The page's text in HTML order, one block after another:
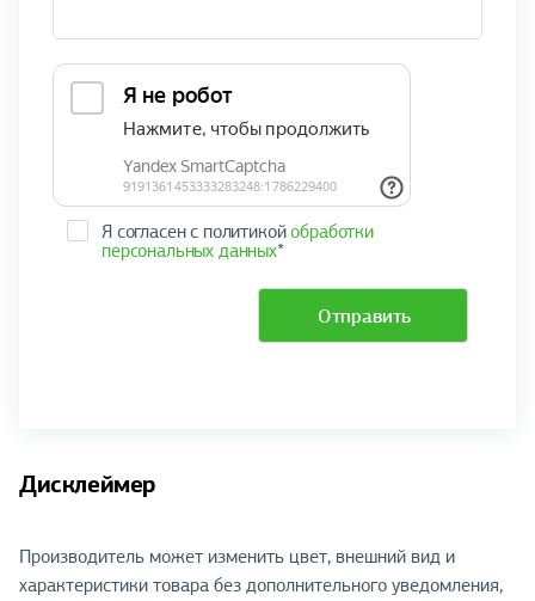
Я согласен с политикойобработки
персональных данных*
Отправить
Дисклеймер
Производитель может изменить цвет, внешний вид и
характеристики товара без дополнительного уведомления,